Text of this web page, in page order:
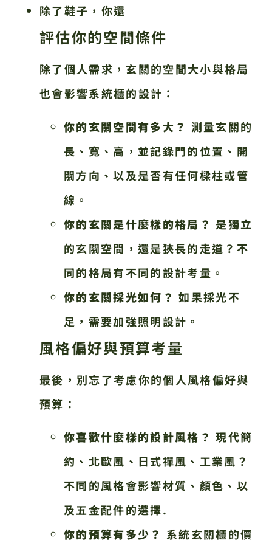
除了鞋子，你還
評估你的空間條件
除了個人需求，玄關的空間大小與格局
也會影響系統櫃的設計：
你的玄關空間有多大？ 測量玄關的
長、寬、高，並記錄門的位置、開
關方向、以及是否有任何樑柱或管
線。
你的玄關是什麼樣的格局？ 是獨立
的玄關空間，還是狹長的走道？不
同的格局有不同的設計考量。
你的玄關採光如何？ 如果採光不
足，需要加強照明設計。
風格偏好與預算考量
最後，別忘了考慮你的個人風格偏好與
預算：
你喜歡什麼樣的設計風格？ 現代簡
約、北歐風、日式禪風、工業風？
不同的風格會影響材質、顏色、以
及五金配件的選擇.
你的預算有多少？ 系統玄關櫃的價